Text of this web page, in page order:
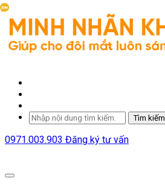
Tìm kiếm
0971.003.903 Đăng ký tư vấn